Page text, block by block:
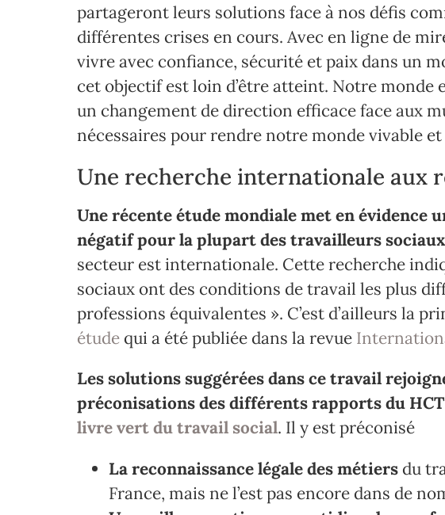
partageront leurs solutions face à nos défis
différentes crises en cours. Avec en ligne de
vivre avec confiance, sécurité et paix dans un
cet objectif est loin d’être atteint. Notre monde
un changement de direction efficace face aux
nécessaires pour rendre notre monde vivable
Une recherche internationale aux
Une récente étude mondiale met en évidence
négatif pour la plupart des travailleurs
secteur est internationale. Cette recherche
sociaux ont des conditions de travail les plus
professions équivalentes ». C’est d’ailleurs la
étude qui a été publiée dans la revue
Les solutions suggérées dans ce travail
préconisations des différents rapports du
livre vert du travail social. Il y est préconisé
La reconnaissance légale des métiers du
France, mais ne l’est pas encore dans de